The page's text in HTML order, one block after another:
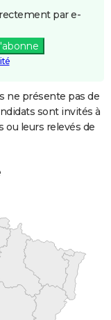
par e-
ne présente pas de
sont invités à
ou leurs relevés de